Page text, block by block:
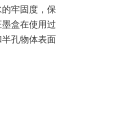
牢固度，保
盒在使用过
孔物体表面